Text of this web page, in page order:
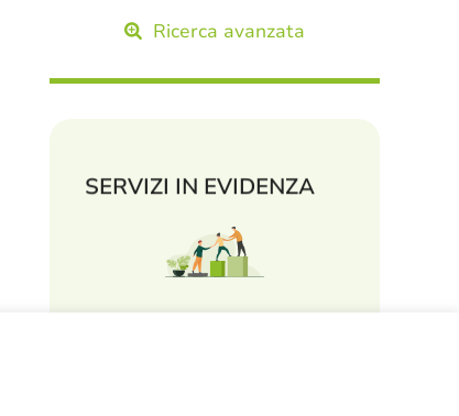
Ricerca avanzata
SERVIZI IN EVIDENZA